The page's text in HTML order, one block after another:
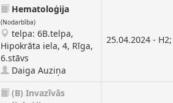
Hematoloģija
(Nodarbība)
telpa: 6B.telpa,
Hipokrāta iela, 4, Rīga,
6.stāvs
Daiga Auziņa
25.04.2024 - H2;
(B) Invazīvās